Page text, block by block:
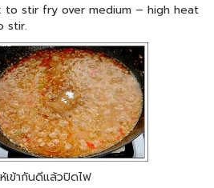
to stir fry over medium – high heat
stir.
เข้ากันดีแล้วปิดไฟ